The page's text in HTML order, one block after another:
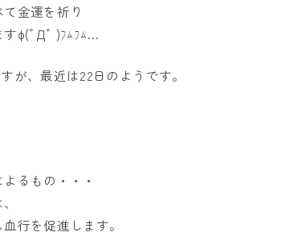
金運を祈り
すφ(ﾟДﾟ )ﾌﾑﾌﾑ…
が、最近は22日のようです。
るもの・・・
行を促進します。